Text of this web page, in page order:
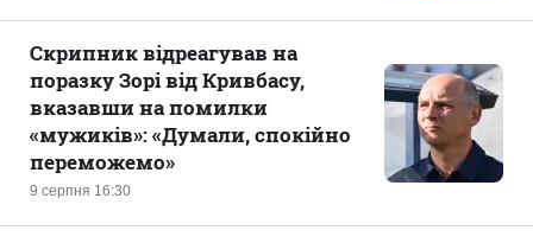
9 серпня 16:30
Скрипник відреагував на
поразку Зорі від Кривбасу,
вказавши на помилки
«мужиків»: «Думали, спокійно
переможемо»